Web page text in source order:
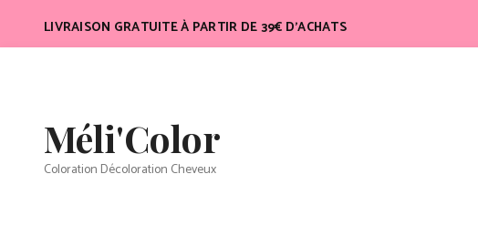
LIVRAISON GRATUITE À PARTIR DE 39€ D’ACHATS
Méli'Color
Coloration Décoloration Cheveux